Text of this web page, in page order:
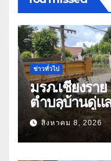
ข่าวทั่วไป
มรภ.เชียงรา
ตำบลบ้านดู่แ
ลอกสิ่งกีดขว
ปัญหาน้ำท่วม
สิงหาคม 8, 2026